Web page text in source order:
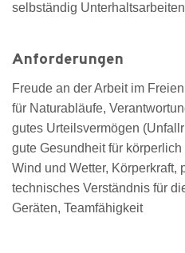
selbständig
Anforderungen
Freude an der Arbeit im
für Naturabläufe,
gutes Urteilsvermögen
gute Gesundheit für
Wind und Wetter, Körperkraft,
technisches Verständnis für
Geräten, Teamfähigkeit